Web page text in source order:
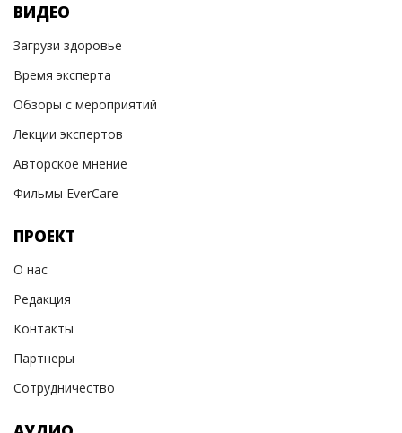
ВИДЕО
Загрузи здоровье
Время эксперта
Обзоры с мероприятий
Лекции экспертов
Авторское мнение
Фильмы EverCare
ПРОЕКТ
О нас
Редакция
Контакты
Партнеры
Сотрудничество